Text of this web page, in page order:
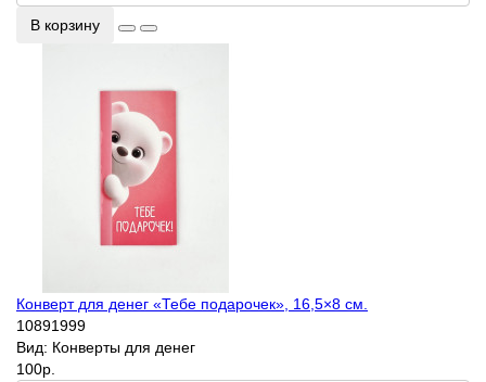
В корзину
Конверт для денег «Тебе подарочек», 16,5×8 см.
10891999
Вид: Конверты для денег
100р.